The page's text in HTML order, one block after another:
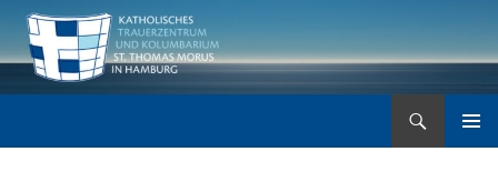
Zum
Inhalt
springen